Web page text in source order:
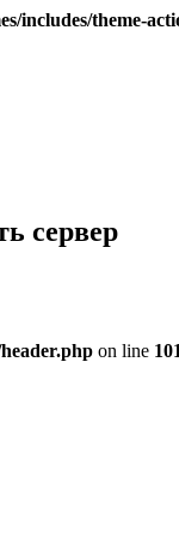
includes/theme-
сервер
on line 101